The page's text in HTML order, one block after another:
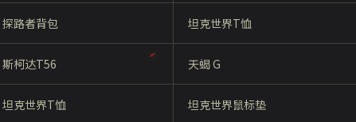
探路者背包 坦克世界T恤
斯柯达T56 天蝎 G
坦克世界T恤 坦克世界鼠标垫